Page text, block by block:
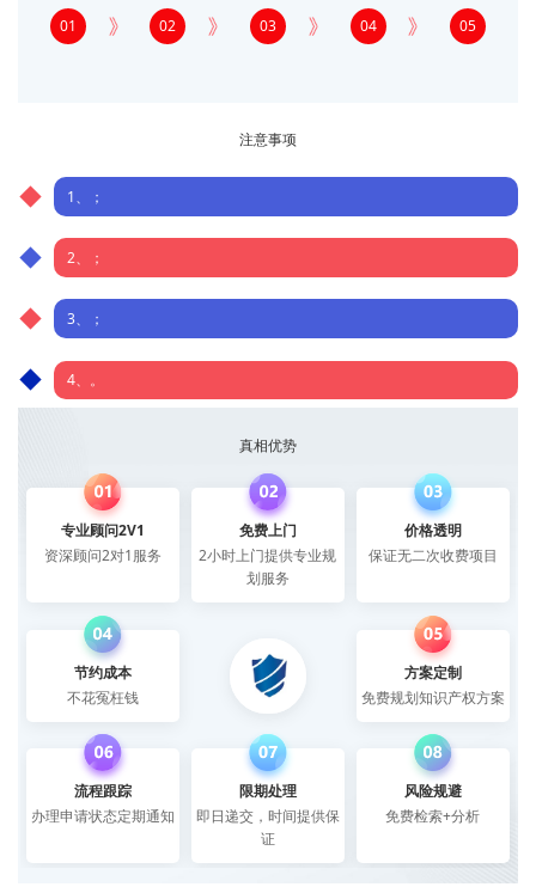
01 02 03 04 05
注意事项
1、；
2、；
3、；
4、。
真相优势
专业顾问2V1
资深顾问2对1服务
免费上门
2小时上门提供专业规
划服务
价格透明
保证无二次收费项目
节约成本
不花冤枉钱
方案定制
免费规划知识产权方案
流程跟踪
办理申请状态定期通知
限期处理
即日递交，时间提供保
证
风险规避
免费检索+分析